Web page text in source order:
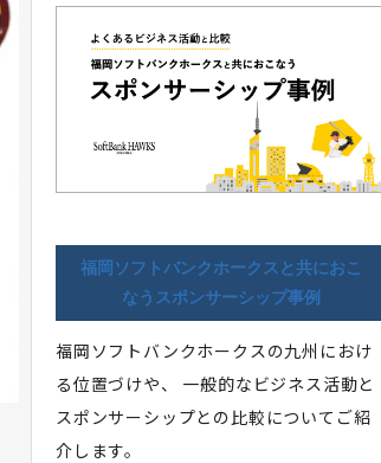
福岡ソフトバンクホークスと共におこ
なうスポンサーシップ事例
福岡ソフトバンクホークスの九州におけ
る位置づけや、 一般的なビジネス活動と
スポンサーシップとの比較についてご紹
介します。